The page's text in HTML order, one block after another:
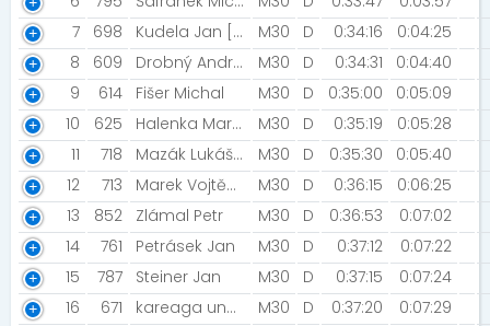
7
698 Kudela Jan [Beroun] M30 D 0:34:16
0:04:25
8
609 Drobný Andrej [Šumperští divočáci] M30 D 0:34:31
0:04:40
9
614 Fišer Michal M30 D 0:35:00
0:05:09
10
625 Halenka Martin M30 D 0:35:19
0:05:28
11
718 Mazák Lukáš [TJ Sokol Hrabenov] M30 D 0:35:30
0:05:40
12
713 Marek Vojtěch [SK Svěrák] M30 D 0:36:15
0:06:25
13
852 Zlámal Petr M30 D 0:36:53
0:07:02
14
761 Petrásek Jan M30 D 0:37:12
0:07:22
15
787 Steiner Jan M30 D 0:37:15
0:07:24
16
671 kareaga unai [Gernika] M30 D 0:37:20
0:07:29